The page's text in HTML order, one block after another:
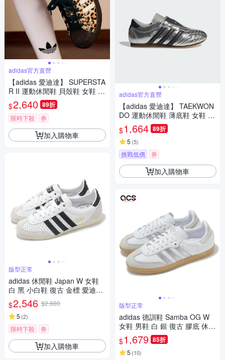
adidas官方直營
【adidas 愛迪達】 SUPERSTA
R II 運動休閒鞋 貝殼鞋 女鞋 -
Originals KI4203
$2,640 89折
限時下殺 券
加入購物車
版型正常
adidas 休閒鞋 Japan W 女鞋
白 黑 小白鞋 復古 金標 愛迪達
IH5489
$2,546 $2,680
5 (2)
限時下殺 券
加入購物車
adidas官方直營
【adidas 愛迪達】 TAEKWON
DO 運動休閒鞋 薄底鞋 女鞋 -
Originals JH9664
$1,664 89折
5 (5)
挑戰低價 券
加入購物車
版型正常
adidas 德訓鞋 Samba OG W
女鞋 男鞋 白 銀 復古 膠底 休閒
鞋 愛迪達 JI2725
$1,679 85折
5 (10)